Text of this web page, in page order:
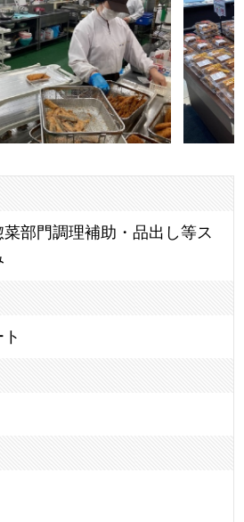
部門調理補助・品出し等ス